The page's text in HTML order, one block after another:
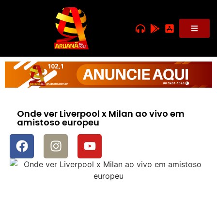
Onde ver Liverpool x Milan ao vivo em
amistoso europeu